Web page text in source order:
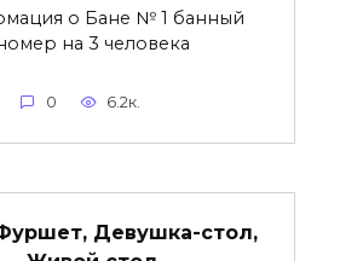
о Бане № 1 банный
на 3 человека
0 6.2к.
Девушка-стол,